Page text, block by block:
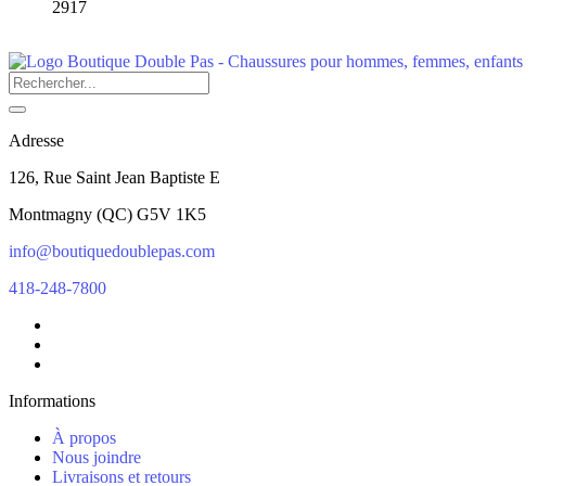
2917
Adresse
126, Rue Saint Jean Baptiste E
Montmagny (QC) G5V 1K5
info@boutiquedoublepas.com
418-248-7800
Informations
À propos
Nous joindre
Livraisons et retours